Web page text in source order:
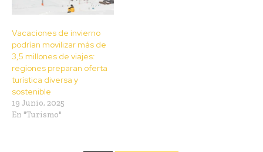
Vacaciones de invierno
podrían movilizar más de
3,5 millones de viajes:
regiones preparan oferta
turística diversa y
sostenible
19 Junio, 2025
En "Turismo"